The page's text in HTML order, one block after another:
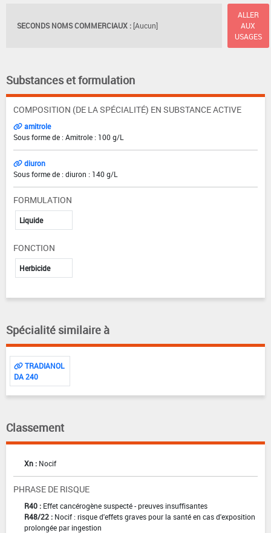
SECONDS NOMS COMMERCIAUX : [Aucun]
ALLER
AUX
USAGES
Substances et formulation
COMPOSITION (DE LA SPÉCIALITÉ) EN SUBSTANCE ACTIVE
amitrole
Sous forme de : Amitrole : 100 g/L
diuron
Sous forme de : diuron : 140 g/L
FORMULATION
Liquide
FONCTION
Herbicide
Spécialité similaire à
TRADIANOL
DA 240
Classement
Xn : Nocif
PHRASE DE RISQUE
R40 : Effet cancérogène suspecté - preuves insuffisantes
R48/22 : Nocif : risque d'effets graves pour la santé en cas d'exposition
prolongée par ingestion